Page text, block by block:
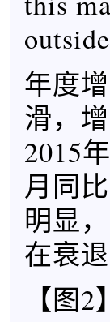
年度
滑，
2015
月同
明显
在衰
【图